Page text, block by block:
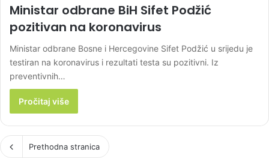
Ministar odbrane BiH Sifet Podžić
pozitivan na koronavirus
Ministar odbrane Bosne i Hercegovine Sifet Podžić u srijedu je
testiran na koronavirus i rezultati testa su pozitivni. Iz
preventivnih…
Pročitaj više
Prethodna stranica